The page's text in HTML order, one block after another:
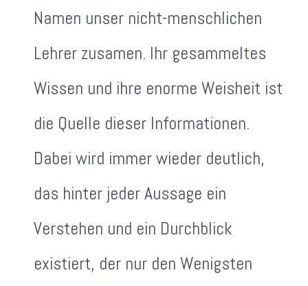
Namen unser nicht-menschlichen
Lehrer zusamen. Ihr gesammeltes
Wissen und ihre enorme Weisheit ist
die Quelle dieser Informationen.
Dabei wird immer wieder deutlich,
das hinter jeder Aussage ein
Verstehen und ein Durchblick
existiert, der nur den Wenigsten